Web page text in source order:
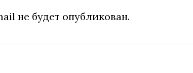
не будет опубликован.